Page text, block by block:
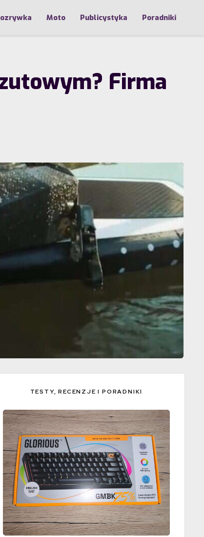
Moto Publicystyka Poradniki
Firma
TESTY, RECENZJE I PORADNIKI